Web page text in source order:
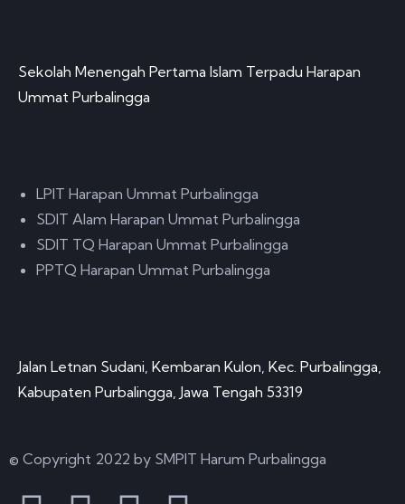
Sekolah Menengah Pertama Islam Terpadu Harapan
Ummat Purbalingga
LPIT Harapan Ummat Purbalingga
SDIT Alam Harapan Ummat Purbalingga
SDIT TQ Harapan Ummat Purbalingga
PPTQ Harapan Ummat Purbalingga
Jalan Letnan Sudani, Kembaran Kulon, Kec. Purbalingga,
Kabupaten Purbalingga, Jawa Tengah 53319
© Copyright 2022 by SMPIT Harum Purbalingga